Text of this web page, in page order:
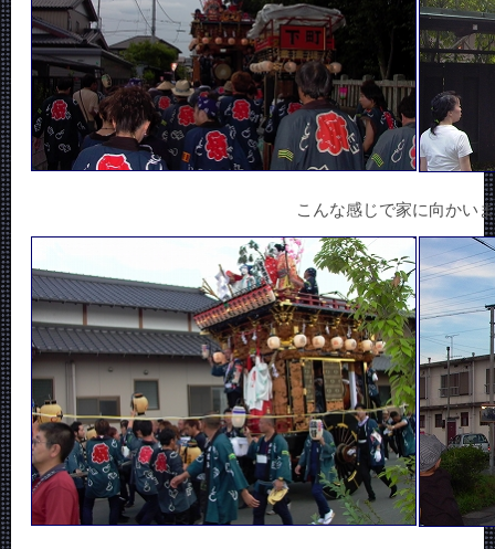
こんな感じで家に向かい